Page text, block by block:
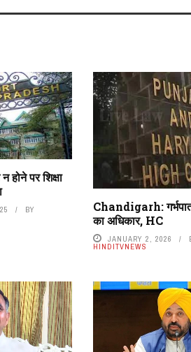
होने पर शिक्षा
BY
Chandigarh:
का अधिकार, HC
JANUARY 2, 2026
HINDITVNEWS